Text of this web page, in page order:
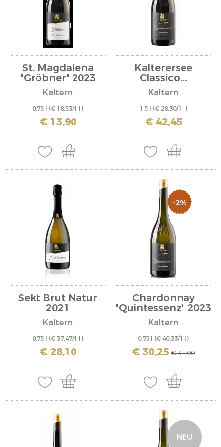
St. Magdalena
"Gröbner" 2023
Kaltern
0,75 l (€ 18,53/1 l)
inkl. MwSt. zzgl. Versandkosten
€ 13,90
Kalterersee
Classico...
Kaltern
1,5 l (€ 28,30/1 l)
inkl. MwSt. zzgl. Versandkosten
€ 42,45
Sekt Brut Natur
2021
Kaltern
0,75 l (€ 37,47/1 l)
inkl. MwSt. zzgl. Versandkosten
€ 28,10
-2%
Chardonnay
"Quintessenz" 2023
Kaltern
0,75 l (€ 40,33/1 l)
inkl. MwSt. zzgl. Versandkosten
€ 30,25 € 31,00
NEU